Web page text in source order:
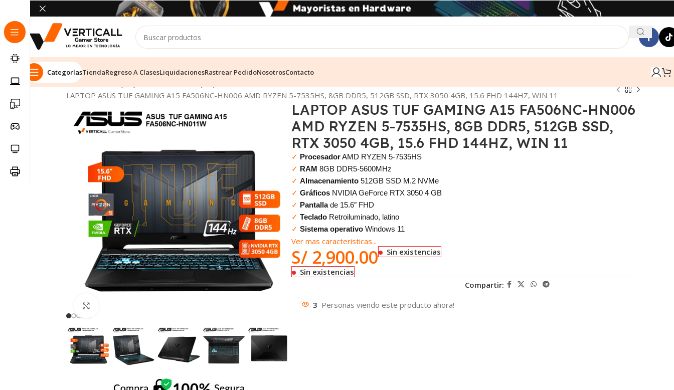
CategoríasTiendaRegreso A ClasesLiquidacionesRastrear PedidoNosotrosContacto
Inicio
LAPTOP ASUS TUF GAMING A15 FA506NC-HN006 AMD RYZEN 5-7535HS, 8GB DDR5, 512GB SSD, RTX 3050 4GB, 15.6 FHD 144HZ, WIN 11
LAPTOP ASUS TUF GAMING A15 FA506NC-HN006
AMD RYZEN 5-7535HS, 8GB DDR5, 512GB SSD,
RTX 3050 4GB, 15.6 FHD 144HZ, WIN 11
✓ ProcesadorAMD RYZEN 5-7535HS
✓ RAM 8GB DDR5-5600MHz
✓ Almacenamiento 512GB SSD M.2 NVMe
✓ Gráficos NVIDIA GeForce RTX 3050 4 GB
✓ Pantallade 15.6″ FHD
✓ Teclado Retroiluminado, latino
✓ Sistema operativo Windows 11
Ver mas caracteristicas...
S/ 2,900.00
Sin existencias
Sin existencias
Compartir:
3 Personas viendo este producto ahora!